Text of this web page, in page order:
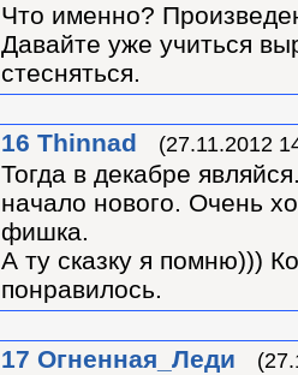
Что именно?
Давайте уже учиться
стесняться.
16 Thinnad (27.11.2012
Тогда в декабре
начало нового. Очень
фишка.
А ту сказку я помню)))
понравилось.
17 Огненная_Леди